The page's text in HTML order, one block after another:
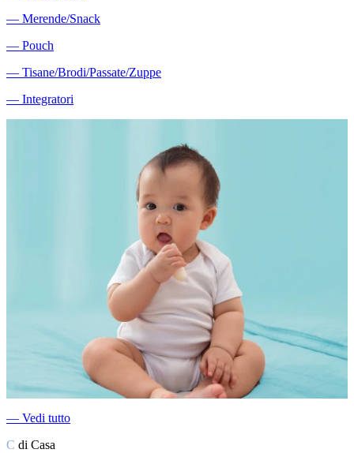
― Merende/Snack
― Pouch
― Tisane/Brodi/Passate/Zuppe
― Integratori
― Vedi tutto
C di Casa